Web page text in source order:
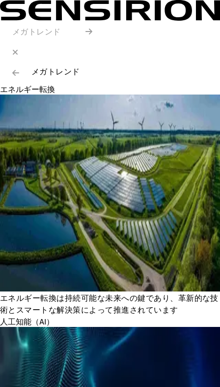
メガトレンド
メガトレンド
エネルギー転換
エネルギー転換は持続可能な未来への鍵であり、革新的な技
術とスマートな解決策によって推進されています
人工知能（AI）